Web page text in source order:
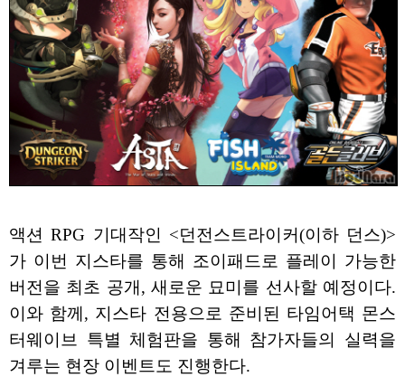
액션 RPG 기대작인 <던전스트라이커(이하 던스)>
가 이번 지스타를 통해 조이패드로 플레이 가능한
버전을 최초 공개, 새로운 묘미를 선사할 예정이다.
이와 함께, 지스타 전용으로 준비된 타임어택 몬스
터웨이브 특별 체험판을 통해 참가자들의 실력을
겨루는 현장 이벤트도 진행한다.